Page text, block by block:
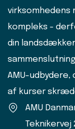
virksomhedens
kompleks -
din
AMU-udbydere,
af kurser
AMU
Teknikervej